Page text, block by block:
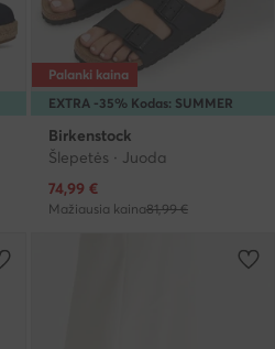
EXTRA -35% Kodas: SUMMER
Palanki kaina
Birkenstock
Šlepetės · Juoda
Dabartinė kaina
74,99 €
Mažiausia kaina81,99 €